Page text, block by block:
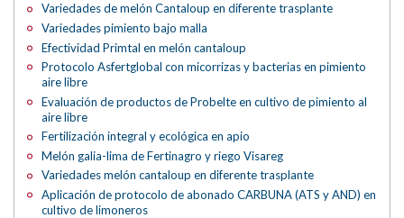
Variedades de melón Cantaloup en diferente trasplante
Variedades pimiento bajo malla
Efectividad Primtal en melón cantaloup
Protocolo Asfertglobal con micorrizas y bacterias en pimiento
aire libre
Evaluación de productos de Probelte en cultivo de pimiento al
aire libre
Fertilización integral y ecológica en apio
Melón galia-lima de Fertinagro y riego Visareg
Variedades melón cantaloup en diferente trasplante
Aplicación de protocolo de abonado CARBUNA (ATS y AND) en
cultivo de limoneros